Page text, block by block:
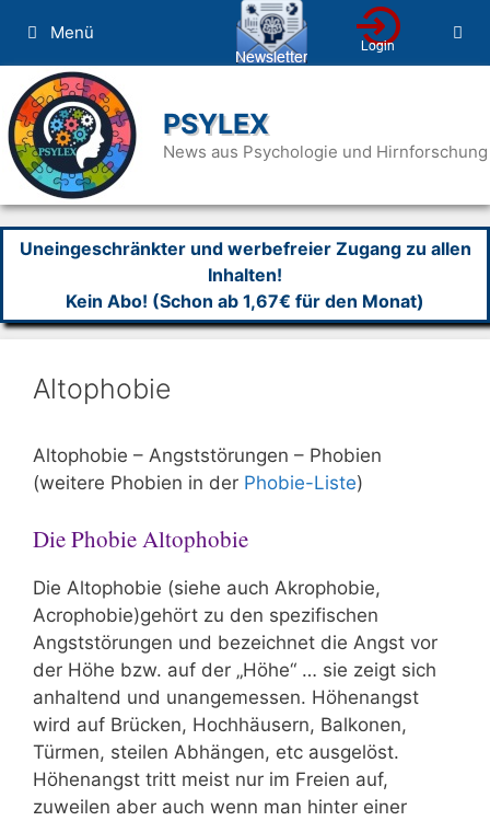
Inhalt
springen
Menü
PSYLEX
News aus Psychologie und Hirnforschung
Uneingeschränkter und werbefreier Zugang zu allen
Inhalten!
Kein Abo! (Schon ab 1,67€ für den Monat)
Altophobie
Altophobie – Angststörungen – Phobien
(weitere Phobien in der Phobie-Liste)
Die Phobie Altophobie
Die Altophobie (siehe auch Akrophobie,
Acrophobie)gehört zu den spezifischen
Angststörungen und bezeichnet die Angst vor
der Höhe bzw. auf der „Höhe“ … sie zeigt sich
anhaltend und unangemessen. Höhenangst
wird auf Brücken, Hochhäusern, Balkonen,
Türmen, steilen Abhängen, etc ausgelöst.
Höhenangst tritt meist nur im Freien auf,
zuweilen aber auch wenn man hinter einer